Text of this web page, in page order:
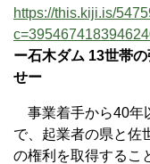
https://this.kiji.is/
ー石木ダム 13世帯
せー
事業着手から40年
で、起業者の県と佐
の権利を取得するこ